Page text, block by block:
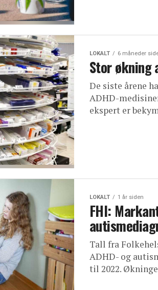
LOKALT 6 måneder
Stor økning
De siste årene
ADHD-
ekspert er
LOKALT 1 år siden
FHI:
Tall fra
ADHD- og
til 2022.